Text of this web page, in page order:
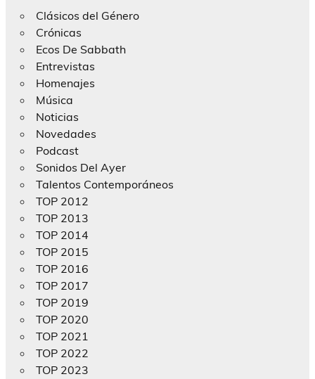
Clásicos del Género
Crónicas
Ecos De Sabbath
Entrevistas
Homenajes
Música
Noticias
Novedades
Podcast
Sonidos Del Ayer
Talentos Contemporáneos
TOP 2012
TOP 2013
TOP 2014
TOP 2015
TOP 2016
TOP 2017
TOP 2019
TOP 2020
TOP 2021
TOP 2022
TOP 2023